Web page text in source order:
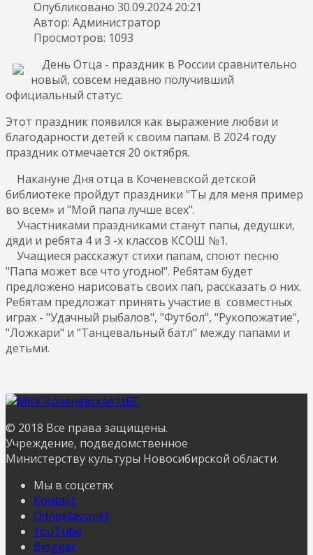
Опубликовано 30.09.2024 20:21
Автор: Администратор
Просмотров: 1093
День Отца - праздник в России сравнительно
новый, совсем недавно получивший
официальный статус.
Этот праздник появился как выражение любви и
благодарности детей к своим папам. В 2024 году
праздник отмечается 20 октября.
Накануне Дня отца в Коченевской детской
библиотеке пройдут праздники "Ты для меня пример
во всем» и "Мой папа лучше всех".
Участниками праздниками станут папы, дедушки,
дяди и ребята 4 и 3 -х классов КСОШ №1.
Учащиеся расскажут стихи папам, споют песню
"Папа может все что угодно!". Ребятам будет
предложено нарисовать своих пап, рассказать о них.
Ребятам предложат принять участие в совместных
играх - "Удачный рыбалов", "Футбол", "Рукопожатие",
"Ложкари" и "Танцевальный батл" между папами и
детьми.
© 2018 Все права защищены.
Учреждение, подведомственное
Министерству культуры Новосибирской области.
Мы в соцсетях
Kontakt
Odnoklassniki
YouTube
Blogger